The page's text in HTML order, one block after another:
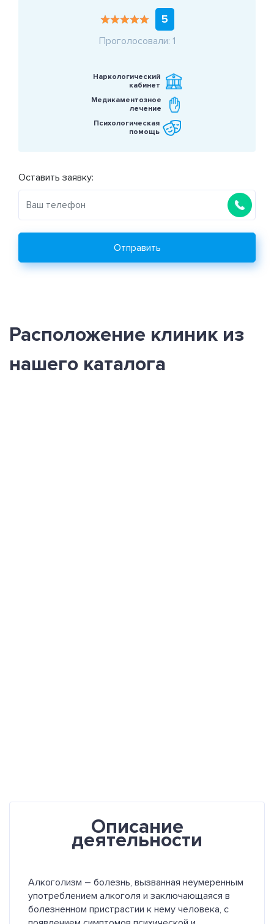
5
Проголосовали: 1
Наркологический
кабинет
Медикаментозное
лечение
Психологическая
помощь
Оставить заявку:
Отправить
Расположение клиник из
нашего каталога
Описание
деятельности
Алкоголизм – болезнь, вызванная неумеренным
употреблением алкоголя и заключающаяся в
болезненном пристрастии к нему человека, с